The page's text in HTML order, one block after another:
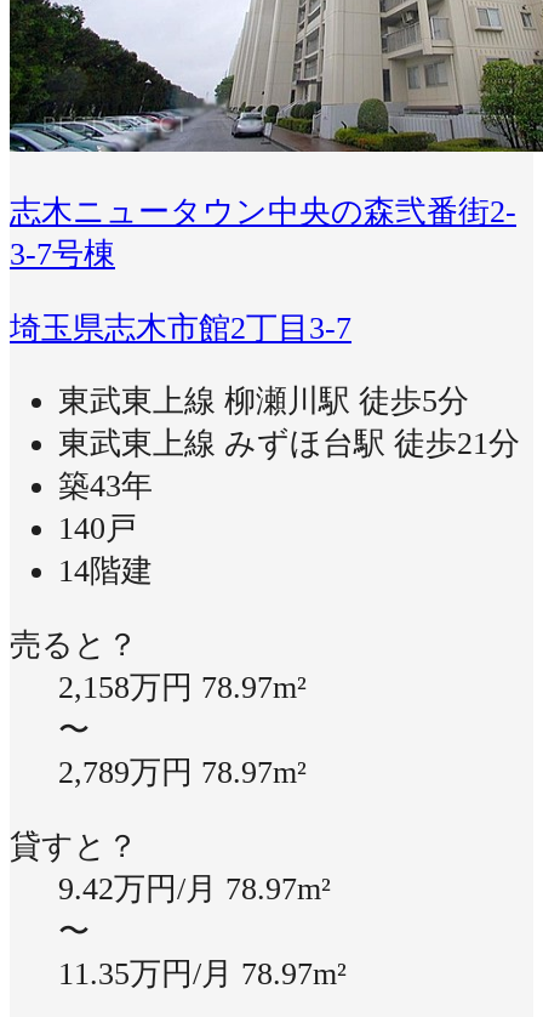
志木ニュータウン中央の森弐番街2-
3-7号棟
埼玉県志木市館2丁目3-7
東武東上線 柳瀬川駅 徒歩5分
東武東上線 みずほ台駅 徒歩21分
築43年
140戸
14階建
売ると？
2,158万円 78.97m²
〜
2,789万円 78.97m²
貸すと？
9.42万円/月 78.97m²
〜
11.35万円/月 78.97m²